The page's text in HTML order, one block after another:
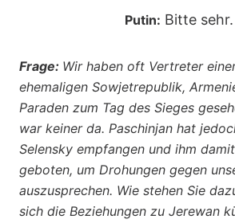
Putin: Bitte sehr.
Frage: Wir haben oft Vertreter
ehemaligen Sowjetrepublik,
Paraden zum Tag des Sieges
war keiner da. Paschinjan hat
Selensky empfangen und ihm
geboten, um Drohungen gegen
auszusprechen. Wie stehen Sie
sich die Beziehungen zu Jerewan